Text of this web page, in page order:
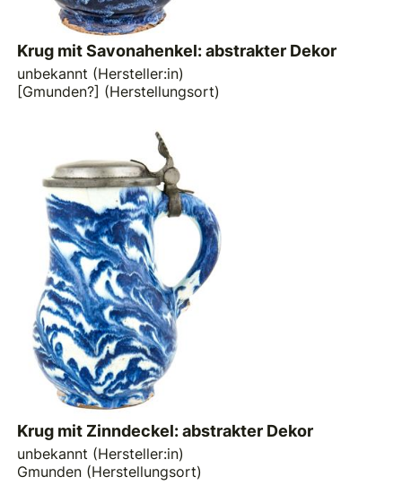
Krug mit Savonahenkel: abstrakter Dekor
unbekannt (Hersteller:in)
[Gmunden?] (Herstellungsort)
Krug mit Zinndeckel: abstrakter Dekor
unbekannt (Hersteller:in)
Gmunden (Herstellungsort)